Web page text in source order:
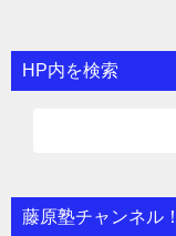
HP内を検索
藤原塾チャンネル！